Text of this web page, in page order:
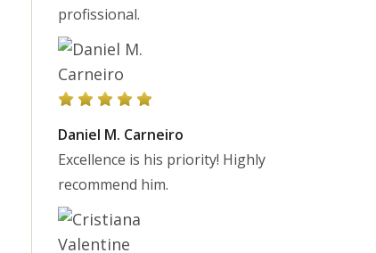
profissional.
Daniel M. Carneiro
Excellence is his priority! Highly
recommend him.